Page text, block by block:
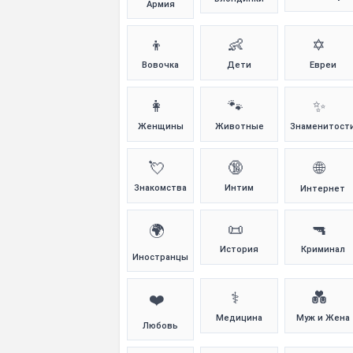
Армия
👦
Вовочка
👶
Дети
✡️
Евреи
👩
Женщины
🐾
Животные
✨
💘
Знакомства
🔞
Интим
🌐
Интернет
🌍
Иностранцы
📜
История
🔫
Криминал
❤️
Любовь
⚕️
Медицина
💑
Муж и Жена